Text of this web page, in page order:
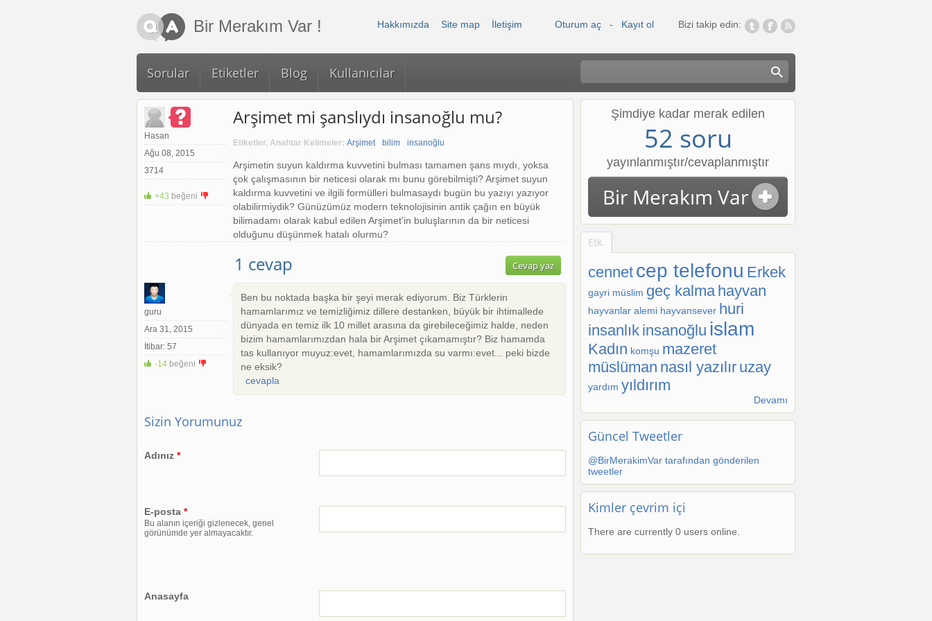
Bir Merakım Var ! Bizi takip edin:
Oturum aç - Kayıt ol
Hakkımızda Site map İletişim
Sorular Etiketler Blog Kullanıcılar
Hasan
Ağu 08, 2015
3714
+43 beğeni -1
Arşimet mi şanslıydı insanoğlu mu?
Etiketler, Anahtar Kelimeler: Arşimet bilim insanoğlu
Arşimetin suyun kaldırma kuvvetini bulması tamamen şans mıydı, yoksa
çok çalışmasının bir neticesi olarak mı bunu görebilmişti? Arşimet suyun
kaldırma kuvvetini ve ilgili formülleri bulmasaydı bugün bu yazıyı yazıyor
olabilirmiydik? Günüzümüz modern teknolojisinin antik çağın en büyük
bilimadamı olarak kabul edilen Arşimet'in buluşlarının da bir neticesi
olduğunu düşünmek hatalı olurmu?
Cevap yaz
1 cevap
guru
Ara 31, 2015
İtibar: 57
-14 beğeni -1
Ben bu noktada başka bir şeyi merak ediyorum. Biz Türklerin
hamamlarımız ve temizliğimiz dillere destanken, büyük bir ihtimallede
dünyada en temiz ilk 10 millet arasına da girebileceğimiz halde, neden
bizim hamamlarımızdan hala bir Arşimet çıkamamıştır? Biz hamamda
tas kullanıyor muyuz:evet, hamamlarımızda su varmı:evet... peki bizde
ne eksik?
cevapla
Sizin Yorumunuz
Adınız *
E-posta *
Bu alanın içeriği gizlenecek, genel
görünümde yer almayacaktır.
Anasayfa
Şimdiye kadar merak edilen
52 soru
yayınlanmıştır/cevaplanmıştır
Bir Merakım Var
Etk.
cennet cep telefonu Erkek
gayri müslim geç kalma hayvan
hayvanlar alemi hayvansever huri
insanlık insanoğlu islam
Kadın komşu mazeret
müslüman nasıl yazılır uzay
yardım yıldırım
Devamı
Güncel Tweetler
@BirMerakimVar tarafından gönderilen
tweetler
Kimler çevrim içi
There are currently 0 users online.